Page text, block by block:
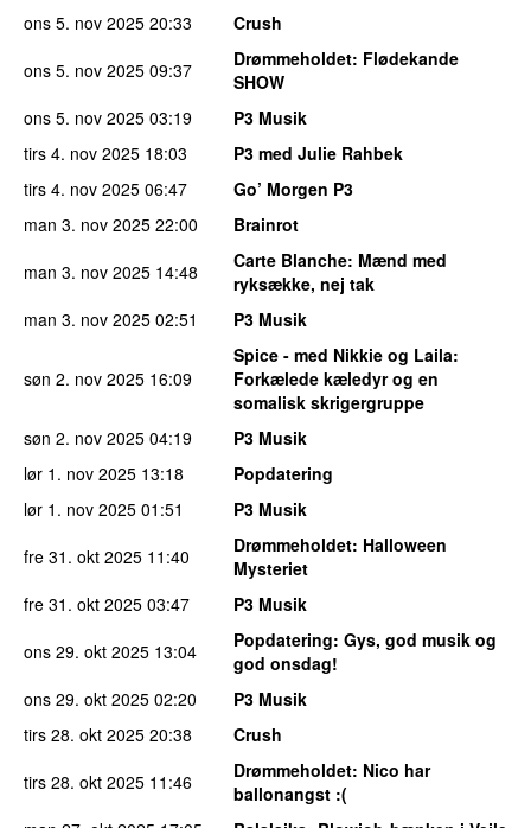
ons 5. nov 2025 20:33
Crush
ons 5. nov 2025 09:37 Drømmeholdet: Flødekande
SHOW
ons 5. nov 2025 03:19
P3 Musik
tirs 4. nov 2025 18:03
P3 med Julie Rahbek
tirs 4. nov 2025 06:47
Go’ Morgen P3
man 3. nov 2025 22:00
Brainrot
man 3. nov 2025 14:48 Carte Blanche: Mænd med
ryksække, nej tak
man 3. nov 2025 02:51 P3 Musik
søn 2. nov 2025 16:09
Spice - med Nikkie og Laila:
Forkælede kæledyr og en
somalisk skrigergruppe
søn 2. nov 2025 04:19
P3 Musik
lør 1. nov 2025 13:18
Popdatering
lør 1. nov 2025 01:51
P3 Musik
fre 31. okt 2025 11:40 Drømmeholdet: Halloween
Mysteriet
fre 31. okt 2025 03:47
P3 Musik
ons 29. okt 2025 13:04 Popdatering: Gys, god musik og
god onsdag!
ons 29. okt 2025 02:20
P3 Musik
tirs 28. okt 2025 20:38
Crush
tirs 28. okt 2025 11:46 Drømmeholdet: Nico har
ballonangst :(